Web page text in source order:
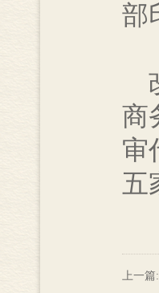
部
商
审
五
上一篇: